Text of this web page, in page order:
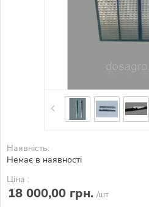
Наявність:
Немає в наявності
Ціна :
18 000,00 грн. /шт